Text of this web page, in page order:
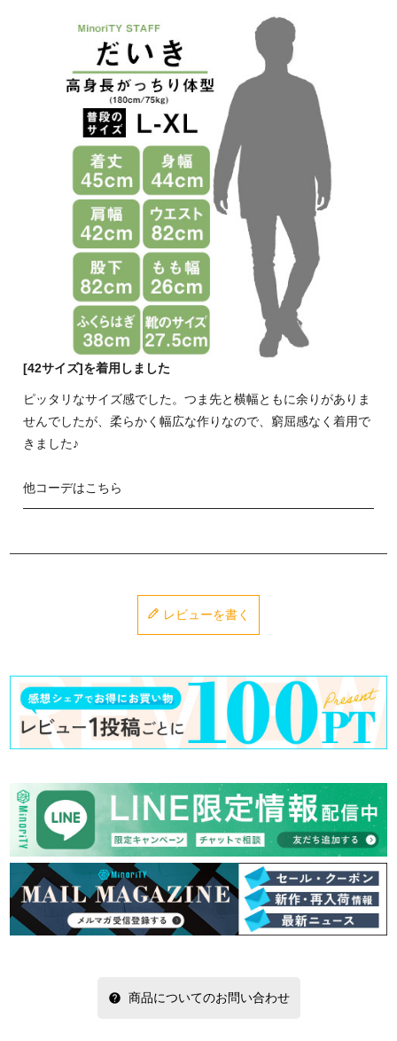
[42サイズ]を着用しました
ピッタリなサイズ感でした。つま先と横幅ともに余りがありま
せんでしたが、柔らかく幅広な作りなので、窮屈感なく着用で
きました♪
他コーデはこちら
レビューを書く
商品についてのお問い合わせ